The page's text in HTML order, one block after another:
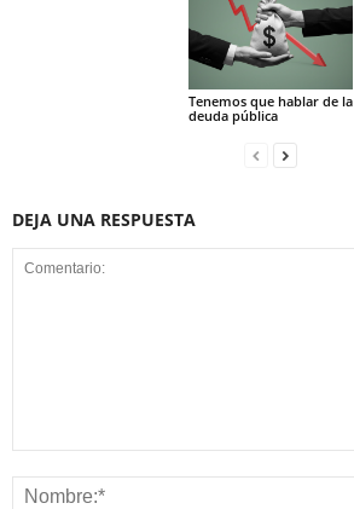
Tenemos que hablar de la
deuda pública
DEJA UNA RESPUESTA